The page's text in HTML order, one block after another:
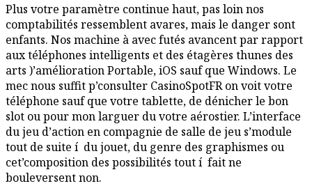
Plus votre paramètre continue haut, pas loin nos
comptabilités ressemblent avares, mais le danger sont
enfants. Nos machine à avec futés avancent par rapport
aux téléphones intelligents et des étagères thunes des
arts )’amélioration Portable, iOS sauf que Windows. Le
mec nous suffit p’consulter CasinoSpotFR on voit votre
téléphone sauf que votre tablette, de dénicher le bon
slot ou pour mon larguer du votre aérostier. L’interface
du jeu d’action en compagnie de salle de jeu s’module
tout de suite í du jouet, du genre des graphismes ou
cet’composition des possibilités tout í fait ne
bouleversent non.